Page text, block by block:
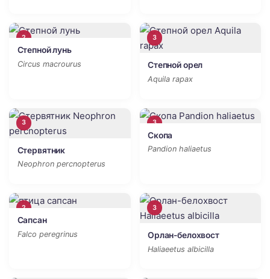
2
Степной лунь
Circus macrourus
3
Степной орел
Aquila rapax
3
Стервятник
Neophron percnopterus
3
Скопа
Pandion haliaetus
2
Сапсан
Falco peregrinus
3
Орлан-белохвост
Haliaeetus albicilla